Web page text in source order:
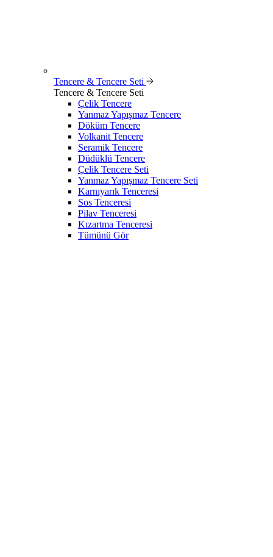
Tencere & Tencere Seti
Tencere & Tencere Seti
Çelik Tencere
Yanmaz Yapışmaz Tencere
Döküm Tencere
Volkanit Tencere
Seramik Tencere
Düdüklü Tencere
Çelik Tencere Seti
Yanmaz Yapışmaz Tencere Seti
Karnıyarık Tenceresi
Sos Tenceresi
Pilav Tenceresi
Kızartma Tenceresi
Tümünü Gör